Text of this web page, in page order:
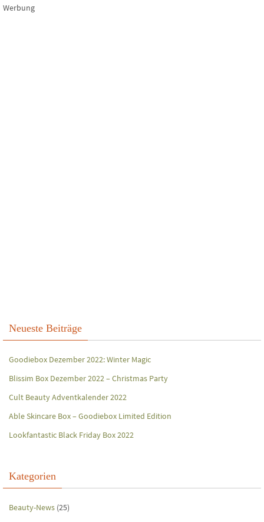
Werbung
Neueste Beiträge
Goodiebox Dezember 2022: Winter Magic
Blissim Box Dezember 2022 – Christmas Party
Cult Beauty Adventkalender 2022
Able Skincare Box – Goodiebox Limited Edition
Lookfantastic Black Friday Box 2022
Kategorien
Beauty-News (25)